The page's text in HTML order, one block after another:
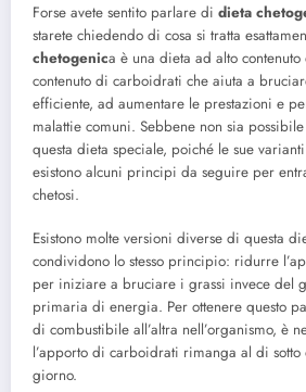
Forse avete sentito parlare di dieta
starete chiedendo di cosa si tratta
chetogenica è una dieta ad alto
contenuto di carboidrati che aiuta a
efficiente, ad aumentare le prestazioni e
malattie comuni. Sebbene non sia
questa dieta speciale, poiché le sue
esistono alcuni principi da seguire per
chetosi.
Esistono molte versioni diverse di questa
condividono lo stesso principio: ridurre
per iniziare a bruciare i grassi invece del
primaria di energia. Per ottenere questo
di combustibile all’altra nell’organismo, è
l’apporto di carboidrati rimanga al di
giorno.